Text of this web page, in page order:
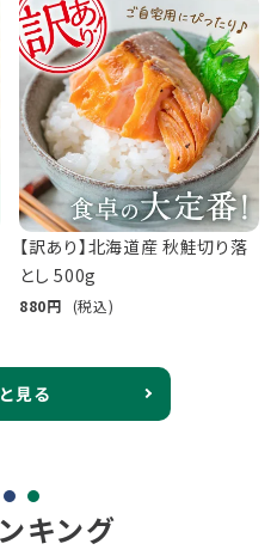
【訳あり】北海道産 秋鮭切り落
とし 500g
880 (税込)
見る
キング